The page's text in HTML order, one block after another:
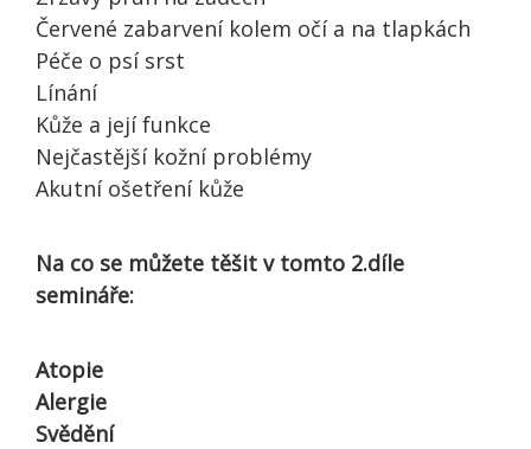
Červené zabarvení kolem očí a na tlapkách
Péče o psí srst
Línání
Kůže a její funkce
Nejčastější kožní problémy
Akutní ošetření kůže
Na co se můžete těšit v tomto 2.díle
semináře:
Atopie
Alergie
Svědění